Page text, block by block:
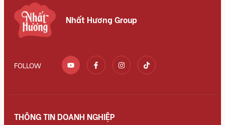
Nhất Hương Group
FOLLOW
THÔNG TIN DOANH NGHIỆP